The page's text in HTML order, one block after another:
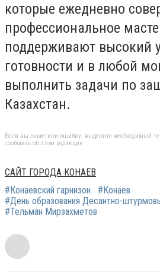
которые ежедневно
профессиональное
поддерживают высокий
готовности и в любой
выполнить задачи по
Казахстан.
Если вы заметили ошибку, выделите необходимый
сообщить об этом редакции
САЙТ ГОРОДА КОНАЕВ
#Конаевский гарнизон
#Конаев
#День образования Десантно-
#Тельман Мирзахметов